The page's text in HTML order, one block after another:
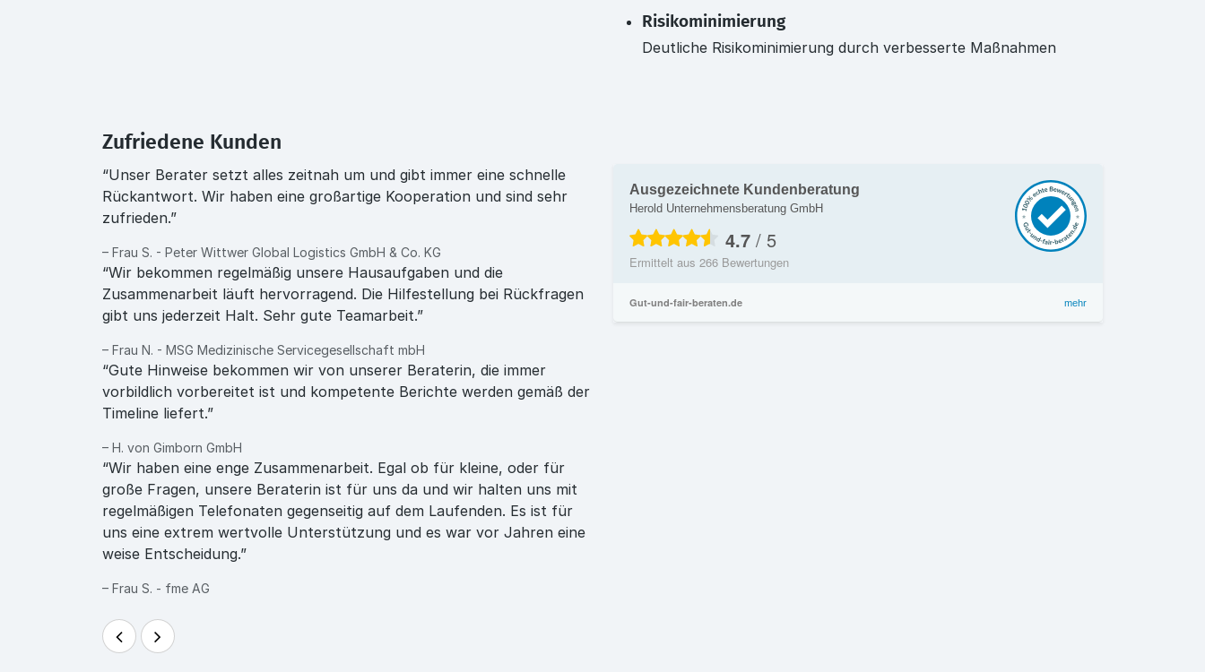
Risikominimierung
Deutliche Risikominimierung durch verbesserte Maßnahmen
Zufriedene Kunden
“Unser Berater setzt alles zeitnah um und gibt immer eine schnelle
Rückantwort. Wir haben eine großartige Kooperation und sind sehr
zufrieden.”
– Frau S. - Peter Wittwer Global Logistics GmbH & Co. KG
“Wir bekommen regelmäßig unsere Hausaufgaben und die
Zusammenarbeit läuft hervorragend. Die Hilfestellung bei Rückfragen
gibt uns jederzeit Halt. Sehr gute Teamarbeit.”
– Frau N. - MSG Medizinische Servicegesellschaft mbH
“Gute Hinweise bekommen wir von unserer Beraterin, die immer
vorbildlich vorbereitet ist und kompetente Berichte werden gemäß der
Timeline liefert.”
– H. von Gimborn GmbH
“Wir haben eine enge Zusammenarbeit. Egal ob für kleine, oder für
große Fragen, unsere Beraterin ist für uns da und wir halten uns mit
regelmäßigen Telefonaten gegenseitig auf dem Laufenden. Es ist für
uns eine extrem wertvolle Unterstützung und es war vor Jahren eine
weise Entscheidung.”
– Frau S. - fme AG
Ausgezeichnete Kundenberatung
Herold Unternehmensberatung GmbH
4.7/ 5
Ermittelt aus 266 Bewertungen
Gut-und-fair-beraten.de mehr